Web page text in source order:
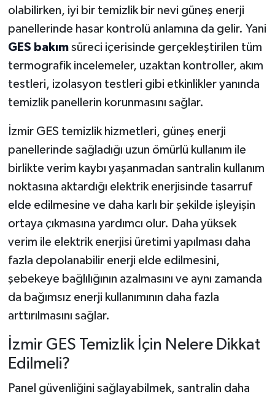
olabilirken, iyi bir temizlik bir nevi güneş enerji
panellerinde hasar kontrolü anlamına da gelir. Yani
GES bakımsüreci içerisinde gerçekleştirilen tüm
termografik incelemeler, uzaktan kontroller, akım
testleri, izolasyon testleri gibi etkinlikler yanında
temizlik panellerin korunmasını sağlar.
İzmir GES temizlik hizmetleri, güneş enerji
panellerinde sağladığı uzun ömürlü kullanım ile
birlikte verim kaybı yaşanmadan santralin kullanım
noktasına aktardığı elektrik enerjisinde tasarruf
elde edilmesine ve daha karlı bir şekilde işleyişin
ortaya çıkmasına yardımcı olur. Daha yüksek
verim ile elektrik enerjisi üretimi yapılması daha
fazla depolanabilir enerji elde edilmesini,
şebekeye bağlılığının azalmasını ve aynı zamanda
da bağımsız enerji kullanımının daha fazla
arttırılmasını sağlar.
İzmir GES Temizlik İçin Nelere Dikkat
Edilmeli?
Panel güvenliğini sağlayabilmek, santralin daha